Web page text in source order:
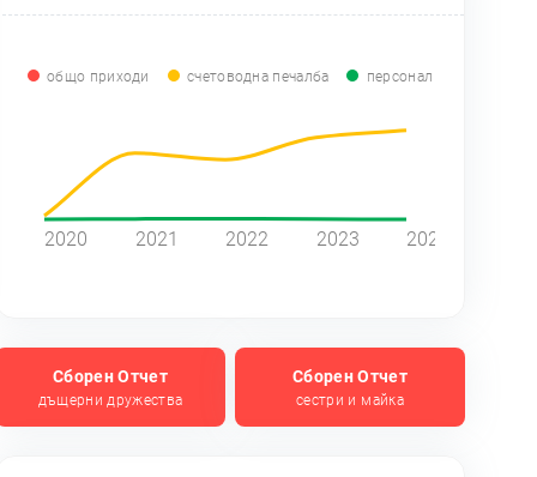
общо приходи счетоводна печалба персонал
2020 2021 2022 2023 2024
Сборен Отчет
дъщерни дружества
Сборен Отчет
сестри и майка